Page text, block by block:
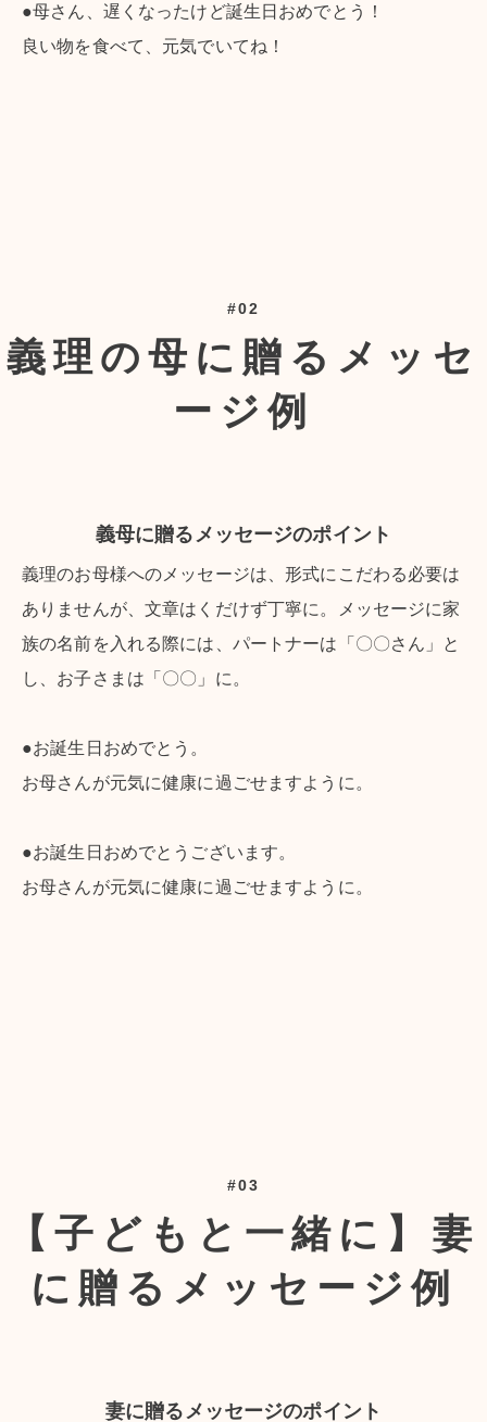
●母さん、遅くなったけど誕生日おめでとう！
良い物を食べて、元気でいてね！
#02
義理の母に贈るメッセ
ージ例
義母に贈るメッセージのポイント
義理のお母様へのメッセージは、形式にこだわる必要は
ありませんが、文章はくだけず丁寧に。メッセージに家
族の名前を入れる際には、パートナーは「〇〇さん」と
し、お子さまは「〇〇」に。
●お誕生日おめでとう。
お母さんが元気に健康に過ごせますように。
●お誕生日おめでとうございます。
お母さんが元気に健康に過ごせますように。
#03
【子どもと一緒に】妻
に贈るメッセージ例
妻に贈るメッセージのポイント